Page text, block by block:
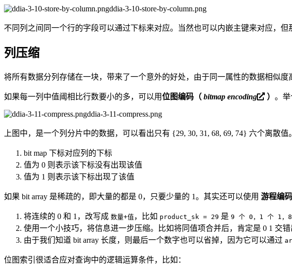
ddia-3-10-store-by-column.png
不同列之间同一个行的字段可以通过下标来对应。当然也可以内嵌主键来对应，但
列压缩
将所有数据分列存储在一块，带来了一个意外的好处，由于同一属性的数据相似度
如果每一列中值阈相比行数要小的多，可以用位图编码（ bitmap encoding ） 。举
ddia-3-11-compress.png
上图中，是一个列分片中的数据，可以看出只有 {29, 30, 31, 68, 69, 74} 六个离散
bit map 下标对应列的下标
值为 0 则表示该下标没有出现该值
值为 1 则表示该下标出现了该值
如果 bit array 是稀疏的，即大量的都是 0，只要少量的 1。其实还可以使用 游程编码
将连续的 0 和 1，改写成 数量+值 ，比如 product_sk = 29 是 9 个 0，1 个 1，
使用一个小技巧，将信息进一步压缩。比如将同值项合并后，肯定是 0 1 交
由于我们知道 bit array 长度，则最后一个数字也可以省掉，因为它可以通过
位图索引很适合应对查询中的逻辑运算条件，比如：